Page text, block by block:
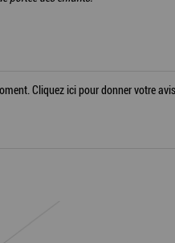
Cliquez ici pour donner votre